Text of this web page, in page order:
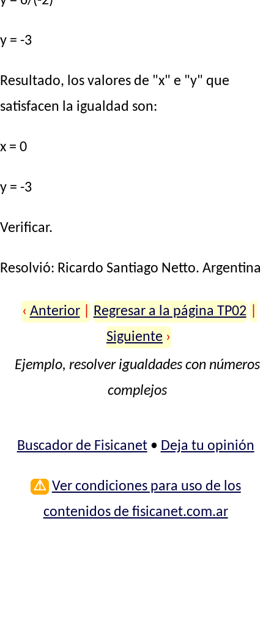
y = -3
Resultado, los valores de "x" e "y" que
satisfacen la igualdad son:
x = 0
y = -3
Verificar.
Resolvió: Ricardo Santiago Netto. Argentina
‹ Anterior Regresar a la página TP02
Siguiente ›
Ejemplo, resolver igualdades con números
complejos
Buscador de Fisicanet• Deja tu opinión
⚠ Ver condiciones para uso de los
contenidos de fisicanet.com.ar